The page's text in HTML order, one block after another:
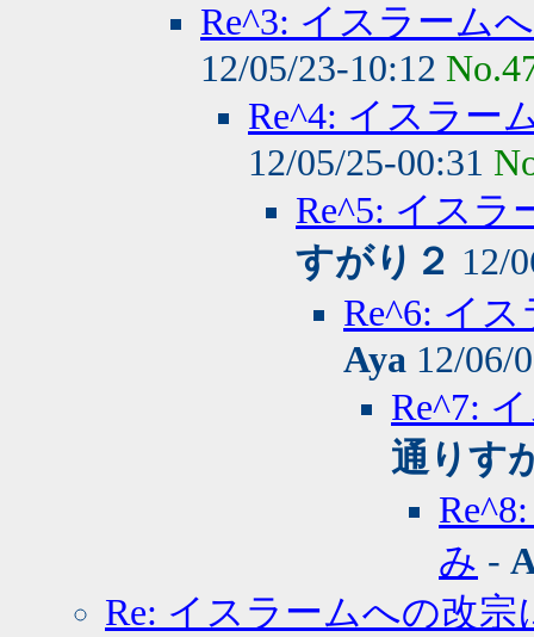
Re^3: イスラーム
12/05/23-10:12
Re^4: イスラー
12/05/25-00:31
Re^5: イスラ
すがり２ 12/
Re^6: イ
Aya 12/06/
Re^7:
通りす
み -
Re: イスラームへの改